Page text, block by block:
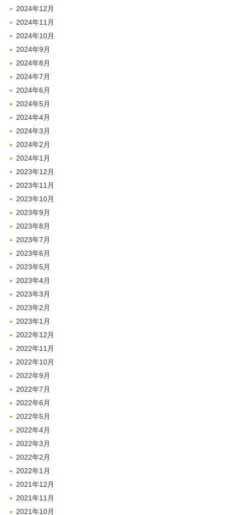
2024年12月
2024年11月
2024年10月
2024年9月
2024年8月
2024年7月
2024年6月
2024年5月
2024年4月
2024年3月
2024年2月
2024年1月
2023年12月
2023年11月
2023年10月
2023年9月
2023年8月
2023年7月
2023年6月
2023年5月
2023年4月
2023年3月
2023年2月
2023年1月
2022年12月
2022年11月
2022年10月
2022年9月
2022年7月
2022年6月
2022年5月
2022年4月
2022年3月
2022年2月
2022年1月
2021年12月
2021年11月
2021年10月